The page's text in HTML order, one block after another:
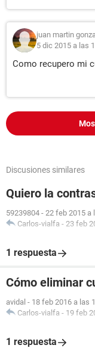
juan martin
5 dic 2015 a las
Como recupero mi
Discusiones similares
Quiero la
59239804 - 22 feb 2015 a
Carlos-vialfa - 23 feb
1 respuesta
Cómo eliminar
avidal - 18 feb 2016 a las
Carlos-vialfa - 19 feb
1 respuesta